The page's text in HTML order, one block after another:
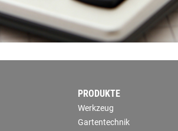
PRODUKTE
Werkzeug
Gartentechnik